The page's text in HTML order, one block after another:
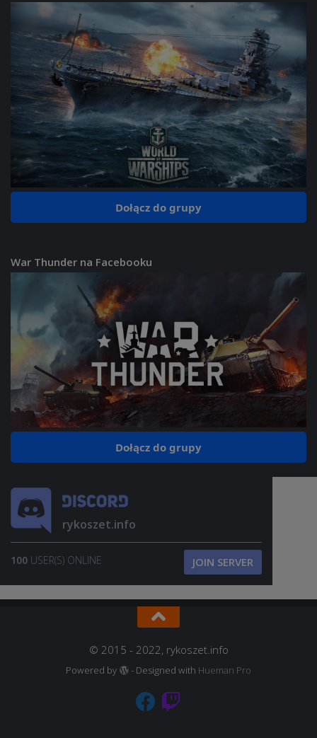
Dołącz do grupy
War Thunder na Facebooku
Dołącz do grupy
rykoszet.info
100 USER(S) ONLINE JOIN SERVER
© 2015 - 2022, rykoszet.info
Powered by - Designed with Hueman Pro